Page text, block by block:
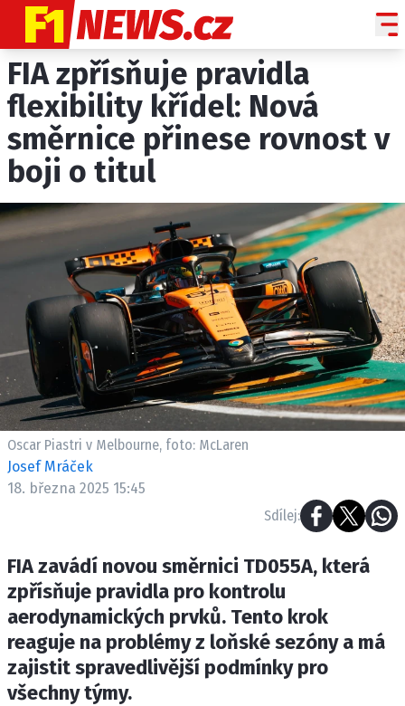
NOVINKY
GRAND PRIX
PADDOCK LINE
PROFILY JEZDCŮ
PROFILY TÝMŮ
ROZHOVORY
OSTATNÍ
SLEDUJTE NÁS NA|
ETICKÝ KODEX
KONTAKT
OSOBNÍ ÚDAJE / COOKIES
Provozovatelem serveru F1NEWS.cz je
INCORP MEDIA GROUP s.r.o., IČ: 118 23 054
FIA zpřísňuje pravidla
flexibility křídel: Nová
směrnice přinese rovnost v
boji o titul
Oscar Piastri v Melbourne, foto: McLaren
Josef Mráček
18. března 2025 15:45
Sdílej:
FIA zavádí novou směrnici TD055A, která
zpřísňuje pravidla pro kontrolu
aerodynamických prvků. Tento krok
reaguje na problémy z loňské sezóny a má
zajistit spravedlivější podmínky pro
všechny týmy.